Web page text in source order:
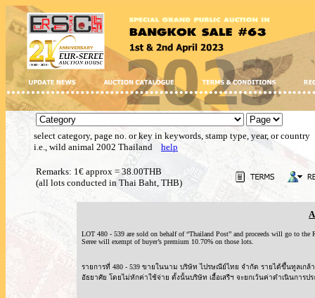
select category, page no. or key in keywords, stamp type, year, or country
i.e., wild animal 2002 Thailand help
Remarks: 1€ approx = 38.00THB
(all lots conducted in Thai Baht, THB)
LOT 480 - 539 are sold on behalf of “Thailand Post” and proceeds will go to
Seree will exempt of buyer’s premium 10.70% on those lots.
รายการที่ 480 - 539 ขายในนาม บริษัท ไปรษณีย์ไทย จำกัด รายได้ขึ้นทูลเก
อัธยาศัย โดยไม่หักค่าใช้จ่าย ดั้งนั้นบริษัท เอื้อเสรีฯ จะยกเว้นค่าดำเนินการประ